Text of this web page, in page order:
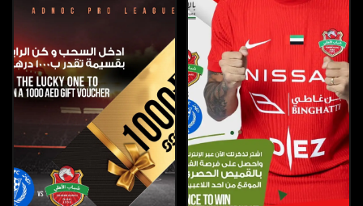
7 مايو، 2026